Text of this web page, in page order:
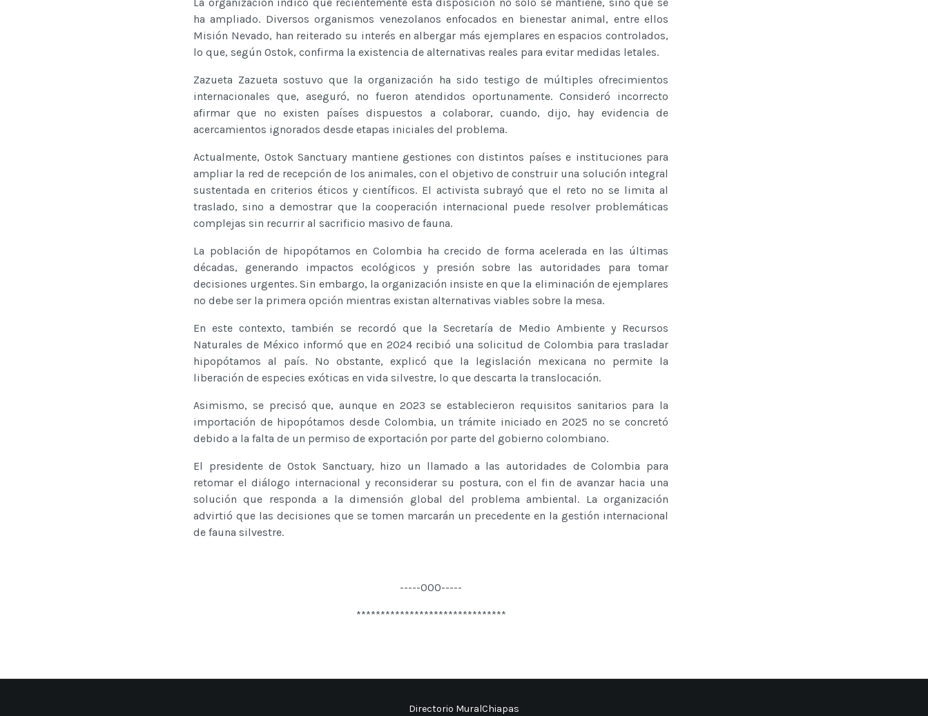
ha ampliado. Diversos organismos venezolanos enfocados en bienestar animal, entre ellos
Misión Nevado, han reiterado su interés en albergar más ejemplares en espacios controlados,
lo que, según Ostok, confirma la existencia de alternativas reales para evitar medidas letales.
Zazueta Zazueta sostuvo que la organización ha sido testigo de múltiples ofrecimientos
internacionales que, aseguró, no fueron atendidos oportunamente. Consideró incorrecto
afirmar que no existen países dispuestos a colaborar, cuando, dijo, hay evidencia de
acercamientos ignorados desde etapas iniciales del problema.
Actualmente, Ostok Sanctuary mantiene gestiones con distintos países e instituciones para
ampliar la red de recepción de los animales, con el objetivo de construir una solución integral
sustentada en criterios éticos y científicos. El activista subrayó que el reto no se limita al
traslado, sino a demostrar que la cooperación internacional puede resolver problemáticas
complejas sin recurrir al sacrificio masivo de fauna.
La población de hipopótamos en Colombia ha crecido de forma acelerada en las últimas
décadas, generando impactos ecológicos y presión sobre las autoridades para tomar
decisiones urgentes. Sin embargo, la organización insiste en que la eliminación de ejemplares
no debe ser la primera opción mientras existan alternativas viables sobre la mesa.
En este contexto, también se recordó que la Secretaría de Medio Ambiente y Recursos
Naturales de México informó que en 2024 recibió una solicitud de Colombia para trasladar
hipopótamos al país. No obstante, explicó que la legislación mexicana no permite la
liberación de especies exóticas en vida silvestre, lo que descarta la translocación.
Asimismo, se precisó que, aunque en 2023 se establecieron requisitos sanitarios para la
importación de hipopótamos desde Colombia, un trámite iniciado en 2025 no se concretó
debido a la falta de un permiso de exportación por parte del gobierno colombiano.
El presidente de Ostok Sanctuary, hizo un llamado a las autoridades de Colombia para
retomar el diálogo internacional y reconsiderar su postura, con el fin de avanzar hacia una
solución que responda a la dimensión global del problema ambiental. La organización
advirtió que las decisiones que se tomen marcarán un precedente en la gestión internacional
de fauna silvestre.
-----000-----
*******************************
Directorio MuralChiapas